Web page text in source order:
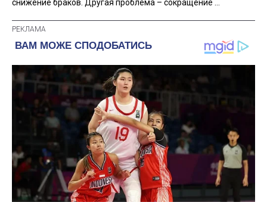
снижение браков. Другая проблема – сокращение ...